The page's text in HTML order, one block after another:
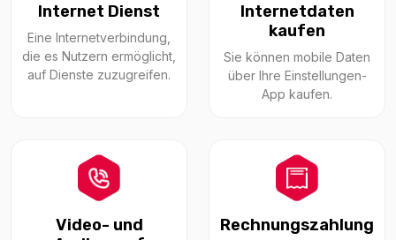
Internet Dienst
Eine Internetverbindung,
die es Nutzern ermöglicht,
auf Dienste zuzugreifen.
Internetdaten
kaufen
Sie können mobile Daten
über Ihre Einstellungen-
App kaufen.
Video- und
Rechnungszahlung